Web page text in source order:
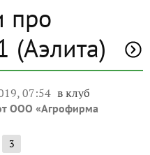
про
(Аэлита)
07:54 в клуб
ООО «Агрофирма
3